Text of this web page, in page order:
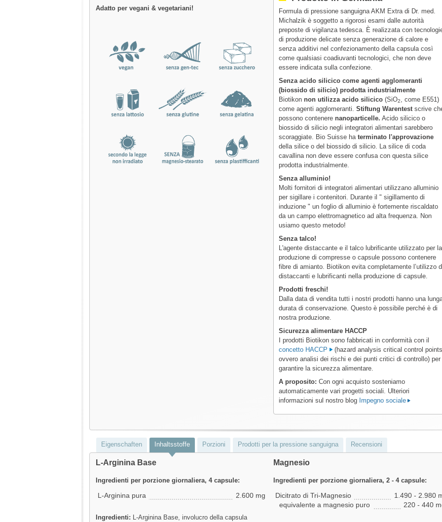
Adatto per vegani & vegetariani!
Formula di pressione sanguigna AKM Extra di Dr. med.
Michalzik è soggetto a rigorosi esami dalle autorità
preposte di vigilanza tedesca. È realizzata con
di produzione delicate senza generazione di calore e
senza additivi nel confezionamento della capsula così
come qualsiasi coadiuvanti tecnologici, che non deve
essere indicata sulla confezione.
Senza acido silicico come agenti agglomeranti
(biossido di silicio) prodotta industrialmente
Biotikon non utilizza acido silicico (SiO2
, come E551)
come agenti agglomeranti.Stiftung Warentest scrive
possono contenere nanoparticelle. Acido silicico o
biossido di silicio negli integratori alimentari sarebbero
scoraggiate. Bio Suisse haterminato l'approvazione
della silice o del biossido di silicio. La silice di coda
cavallina non deve essere confusa con questa silice
prodotta industrialmente.
Senza alluminio!
Molti fornitori di integratori alimentari utilizzano alluminio
per sigillare i contenitori. Durante il " sigillamento di
induzione " un foglio di alluminio è fortemente riscaldato
da un campo elettromagnetico ad alta frequenza. Non
usiamo questo metodo!
Senza talco!
L'agente distaccante e il talco lubrificante utilizzato per la
produzione di compresse o capsule possono contenere
fibre di amianto. Biotikon evita completamente l’utilizzo
distaccanti e lubrificanti nella produzione di capsule.
Prodotti freschi!
Dalla data di vendita tutti i nostri prodotti hanno una
durata di conservazione. Questo è possibile perché è di
nostra produzione.
Sicurezza alimentare HACCP
I prodotti Biotikon sono fabbricati in conformità con il
concetto HACCP
(hazard analysis critical control
ovvero analisi dei rischi e dei punti critici di controllo) per
garantire la sicurezza alimentare.
A proposito: Con ogni acquisto sosteniamo
automaticamente vari progetti sociali. Ulteriori
informazioni sul nostro blog Impegno sociale
Eigenschaften Inhaltsstoffe Porzioni Prodotti per la pressione sanguigna Recensioni
L-Arginina Base
Ingredienti per porzione giornaliera, 4 capsule:
L-Arginina pura 2.600 mg
Ingredienti: L-Arginina Base, involucro della capsula
Magnesio
Ingredienti per porzione giornaliera, 2 - 4 capsule:
Dicitrato di Tri-Magnesio
1.490 - 2.980
equivalente a magnesio puro
220 - 440